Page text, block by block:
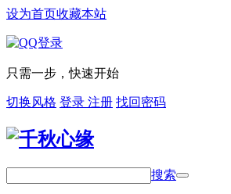
设为首页收藏本站
只需一步，快速开始
切换风格 登录 注册 找回密码
搜索